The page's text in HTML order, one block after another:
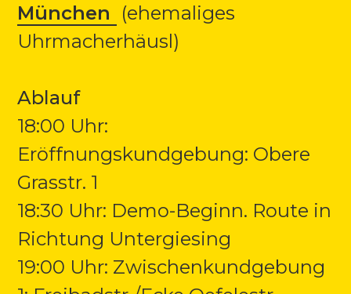
München
(ehemaliges
Uhrmacherhäusl)
Ablauf
18:00 Uhr:
Eröffnungskundgebung: Obere
Grasstr. 1
18:30 Uhr: Demo-Beginn. Route in
Richtung Untergiesing
19:00 Uhr: Zwischenkundgebung